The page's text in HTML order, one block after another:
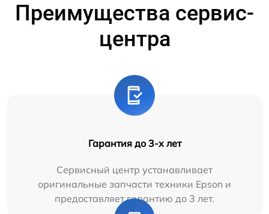
Преимущества сервис-
центра
Гарантия до 3-х лет
Сервисный центр устанавливает
оригинальные запчасти техники Epson и
предоставляет гарантию до 3 лет.